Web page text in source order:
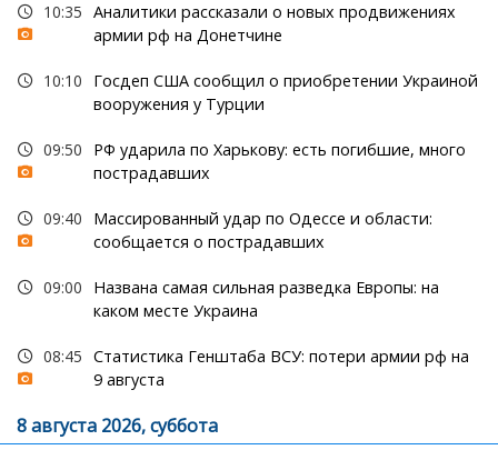
10:35 Аналитики рассказали о новых продвижениях
армии рф на Донетчине
10:10
Госдеп США сообщил о приобретении Украиной
вооружения у Турции
09:50
РФ ударила по Харькову: есть погибшие, много
пострадавших
09:40
Массированный удар по Одессе и области:
сообщается о пострадавших
09:00
Названа самая сильная разведка Европы: на
каком месте Украина
08:45 Статистика Генштаба ВСУ: потери армии рф на
9 августа
8 августа 2026, суббота